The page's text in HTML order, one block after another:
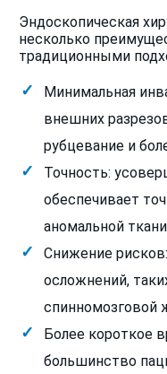
Эндоскопическая
несколько
традиционными
Минимальная
внешних
рубцевание и
Точность:
обеспечивает
аномальной
Снижение
осложнений,
спинномозговой
Более короткое
большинство